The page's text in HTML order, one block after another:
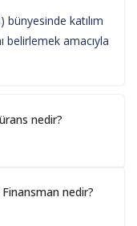
bünyesinde katılım
belirlemek amacıyla
nedir?
nedir?